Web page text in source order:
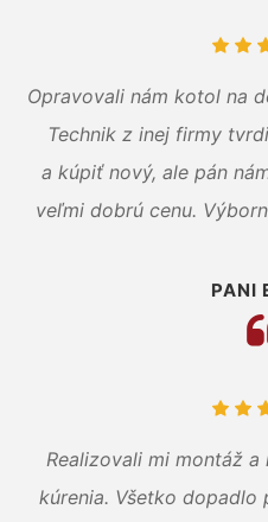
Opravovali nám kotol na
Technik z inej firmy
a kúpiť nový, ale pán
veľmi dobrú cenu.
PANI
Realizovali mi montáž
kúrenia. Všetko dopadlo